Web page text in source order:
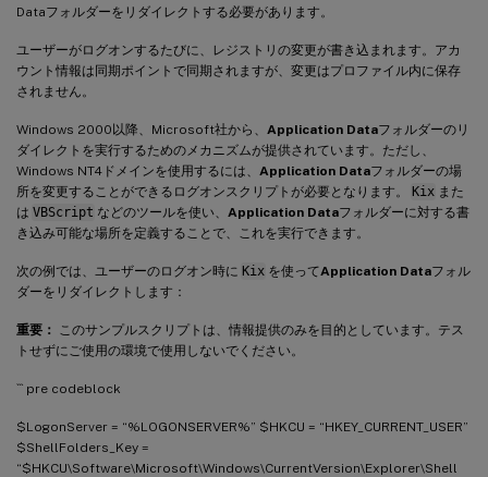
Dataフォルダーをリダイレクトする必要があります。
ユーザーがログオンするたびに、レジストリの変更が書き込まれます。アカ
ウント情報は同期ポイントで同期されますが、変更はプロファイル内に保存
されません。
Windows 2000以降、Microsoft社から、 Application Dataフォルダーのリ
ダイレクトを実行するためのメカニズムが提供されています。ただし、
Windows NT4ドメインを使用するには、 Application Dataフォルダーの場
所を変更することができるログオンスクリプトが必要となります。
Kix また
は VBScript などのツールを使い、 Application Dataフォルダーに対する書
き込み可能な場所を定義することで、これを実行できます。
次の例では、ユーザーのログオン時に Kix を使ってApplication Dataフォル
ダーをリダイレクトします：
重要：
このサンプルスクリプトは、情報提供のみを目的としています。テス
トせずにご使用の環境で使用しないでください。
``` pre codeblock
$LogonServer = “%LOGONSERVER%” $HKCU = “HKEY_CURRENT_USER”
$ShellFolders_Key =
“$HKCU\Software\Microsoft\Windows\CurrentVersion\Explorer\Shell